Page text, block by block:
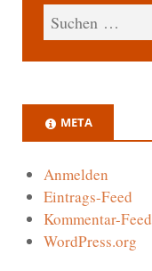
META
Anmelden
Eintrags-Feed
Kommentar-Feed
WordPress.org